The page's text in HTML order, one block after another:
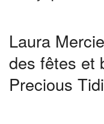
Laura
des fêtes et
Precious